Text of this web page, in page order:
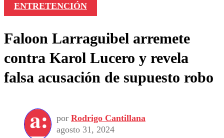
ENTRETENCIÓN
Faloon Larraguibel arremete
contra Karol Lucero y revela
falsa acusación de supuesto robo
por Rodrigo Cantillana
agosto 31, 2024